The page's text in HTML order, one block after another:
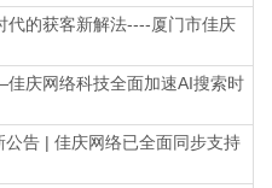
代的获客新解法----厦门市佳庆
庆网络科技全面加速AI搜索时
告 | 佳庆网络已全面同步支持